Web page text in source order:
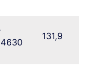
131,9